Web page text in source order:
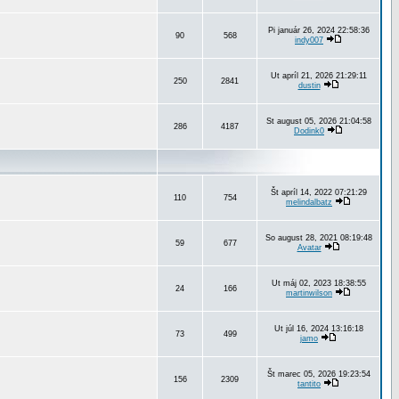
90 568
Pi január 26, 2024 22:58:36
indy007
250 2841
Ut apríl 21, 2026 21:29:11
dustin
286 4187
St august 05, 2026 21:04:58
Dodink0
110 754
Št apríl 14, 2022 07:21:29
melindalbatz
59 677
So august 28, 2021 08:19:48
Avatar
24 166
Ut máj 02, 2023 18:38:55
martinwilson
73 499
Ut júl 16, 2024 13:16:18
jamo
156 2309
Št marec 05, 2026 19:23:54
tantito